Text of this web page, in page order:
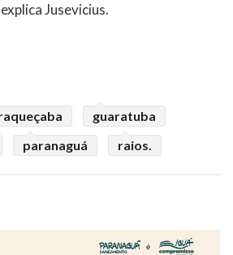
Jusevicius.
guaratuba
paranaguá raios.